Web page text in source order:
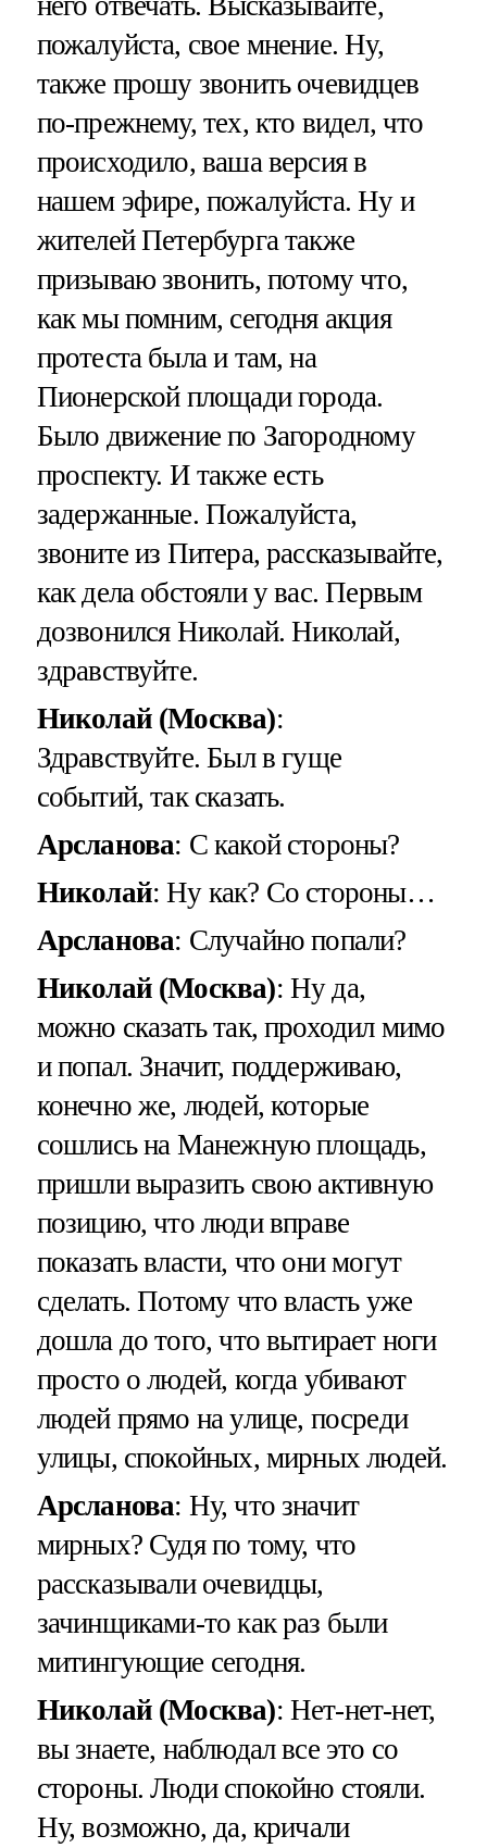
пожалуйста, свое мнение. Ну,
также прошу звонить очевидцев
по-прежнему, тех, кто видел, что
происходило, ваша версия в
нашем эфире, пожалуйста. Ну и
жителей Петербурга также
призываю звонить, потому что,
как мы помним, сегодня акция
протеста была и там, на
Пионерской площади города.
Было движение по Загородному
проспекту. И также есть
задержанные. Пожалуйста,
звоните из Питера, рассказывайте,
как дела обстояли у вас. Первым
дозвонился Николай. Николай,
здравствуйте.
Николай (Москва):
Здравствуйте. Был в гуще
событий, так сказать.
Арсланова: С какой стороны?
Николай: Ну как? Со стороны…
Арсланова: Случайно попали?
Николай (Москва): Ну да,
можно сказать так, проходил мимо
и попал. Значит, поддерживаю,
конечно же, людей, которые
сошлись на Манежную площадь,
пришли выразить свою активную
позицию, что люди вправе
показать власти, что они могут
сделать. Потому что власть уже
дошла до того, что вытирает ноги
просто о людей, когда убивают
людей прямо на улице, посреди
улицы, спокойных, мирных людей.
Арсланова: Ну, что значит
мирных? Судя по тому, что
рассказывали очевидцы,
зачинщиками-то как раз были
митингующие сегодня.
Николай (Москва): Нет-нет-нет,
вы знаете, наблюдал все это со
стороны. Люди спокойно стояли.
Ну, возможно, да, кричали